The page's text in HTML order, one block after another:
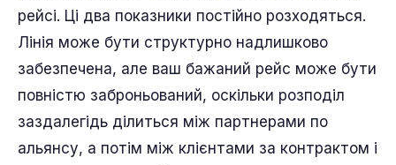
рейсі. Ці два показники постійно розходяться.
Лінія може бути структурно надлишково
забезпечена, але ваш бажаний рейс може бути
повністю заброньований, оскільки розподіл
заздалегідь ділиться між партнерами по
альянсу, а потім між клієнтами за контрактом і